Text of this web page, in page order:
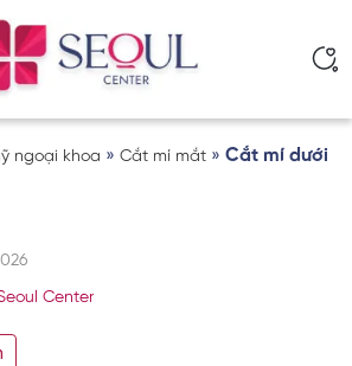
ngoại khoa » Cắt mí mắt » Cắt mí dưới
Center